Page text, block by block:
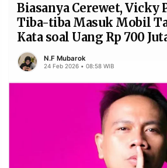
RUBRIKASI
EDITORIAL AKSARA
FINANSIA PERSONA
DAERAH NASIONAL
SPORT
Biasanya Cerewet, Vicky
Tiba-tiba Masuk Mobil
Kata soal Uang Rp 700
N.F Mubarok
24 Feb 2026 • 08:58 WIB